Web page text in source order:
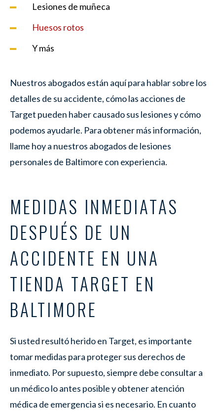
Lesiones de muñeca
Huesos rotos
Y más
Nuestros abogados están aquí para hablar sobre los
detalles de su accidente, cómo las acciones de
Target pueden haber causado sus lesiones y cómo
podemos ayudarle. Para obtener más información,
llame hoy a nuestros abogados de lesiones
personales de Baltimore con experiencia.
MEDIDAS INMEDIATAS
DESPUÉS DE UN
ACCIDENTE EN UNA
TIENDA TARGET EN
BALTIMORE
Si usted resultó herido en Target, es importante
tomar medidas para proteger sus derechos de
inmediato. Por supuesto, siempre debe consultar a
un médico lo antes posible y obtener atención
médica de emergencia si es necesario. En cuanto